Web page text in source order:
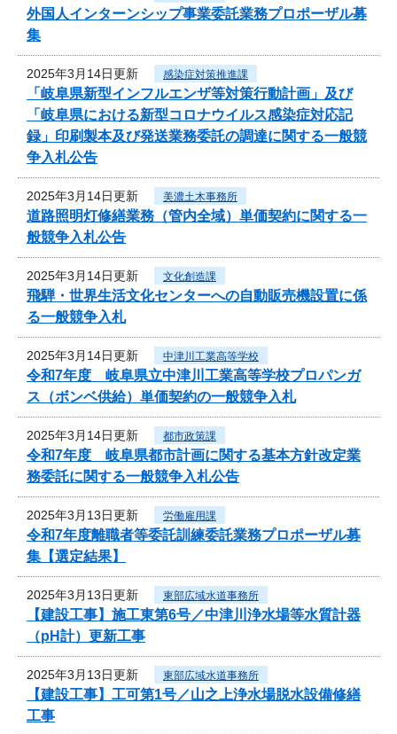
外国人インターンシップ事業委託業務プロポーザル募
集
2025年3月14日更新 感染症対策推進課
「岐阜県新型インフルエンザ等対策行動計画」及び
「岐阜県における新型コロナウイルス感染症対応記
録」印刷製本及び発送業務委託の調達に関する一般競
争入札公告
2025年3月14日更新 美濃土木事務所
道路照明灯修繕業務（管内全域）単価契約に関する一
般競争入札公告
2025年3月14日更新 文化創造課
飛騨・世界生活文化センターへの自動販売機設置に係
る一般競争入札
2025年3月14日更新 中津川工業高等学校
令和7年度 岐阜県立中津川工業高等学校プロパンガ
ス（ボンベ供給）単価契約の一般競争入札
2025年3月14日更新 都市政策課
令和7年度 岐阜県都市計画に関する基本方針改定業
務委託に関する一般競争入札公告
2025年3月13日更新 労働雇用課
令和7年度離職者等委託訓練委託業務プロポーザル募
集【選定結果】
2025年3月13日更新 東部広域水道事務所
【建設工事】施工東第6号／中津川浄水場等水質計器
（pH計）更新工事
2025年3月13日更新 東部広域水道事務所
【建設工事】工可第1号／山之上浄水場脱水設備修繕
工事